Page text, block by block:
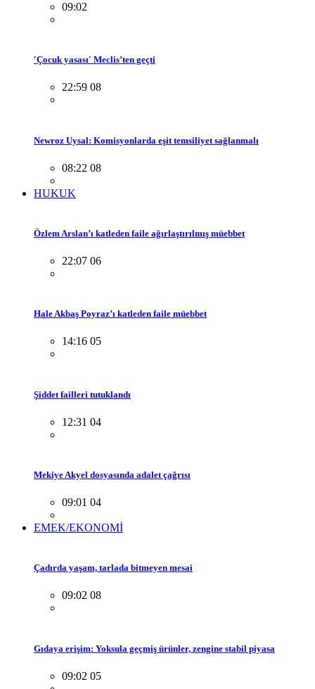
09:02
'Çocuk yasası' Meclis’ten geçti
22:59 08
Newroz Uysal: Komisyonlarda eşit temsiliyet sağlanmalı
08:22 08
HUKUK
Özlem Arslan’ı katleden faile ağırlaştırılmış müebbet
22:07 06
Hale Akbaş Poyraz’ı katleden faile müebbet
14:16 05
Şiddet failleri tutuklandı
12:31 04
Mekiye Akyel dosyasında adalet çağrısı
09:01 04
EMEK/EKONOMİ
Çadırda yaşam, tarlada bitmeyen mesai
09:02 08
Gıdaya erişim: Yoksula geçmiş ürünler, zengine stabil piyasa
09:02 05